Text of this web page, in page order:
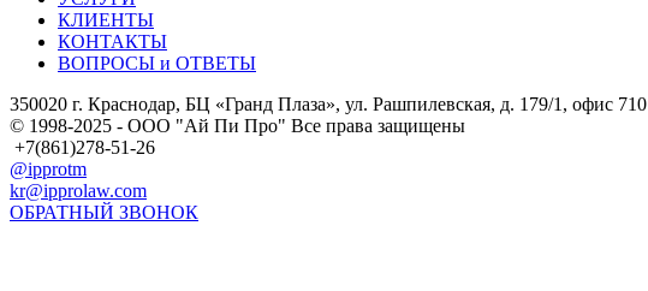
КЛИЕНТЫ
КОНТАКТЫ
ВОПРОСЫ и ОТВЕТЫ
350020 г. Краснодар, БЦ «Гранд Плаза», ул. Рашпилевская, д. 179/1, офис 710
© 1998-2025 - ООО "Ай Пи Про" Все права защищены
+7(861)278-51-26
@ipprotm
kr@ipprolaw.com
ОБРАТНЫЙ ЗВОНОК